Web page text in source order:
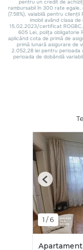
1 /6
Previous
Apartament